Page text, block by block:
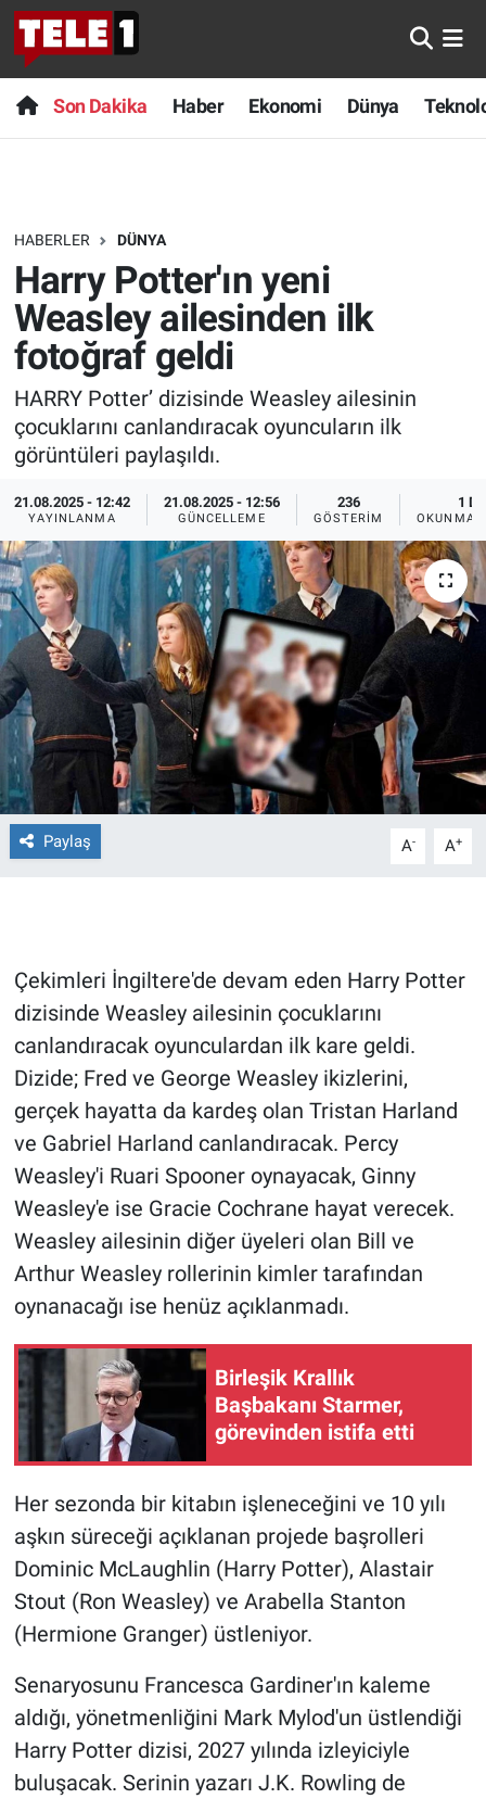
Son Dakika Haber Ekonomi Dünya
HABERLER DÜNYA
Harry Potter'ın yeni
Weasley ailesinden ilk
fotoğraf geldi
HARRY Potter’ dizisinde Weasley ailesinin
çocuklarını canlandıracak oyuncuların ilk
görüntüleri paylaşıldı.
21.08.2025 - 12:42
YAYINLANMA
21.08.2025 - 12:56
GÜNCELLEME
236
GÖSTERIM
1 DK
OKUNMA
Paylaş A- A+
Çekimleri İngiltere'de devam eden Harry Potter
dizisinde Weasley ailesinin çocuklarını
canlandıracak oyunculardan ilk kare geldi.
Dizide; Fred ve George Weasley ikizlerini,
gerçek hayatta da kardeş olan Tristan Harland
ve Gabriel Harland canlandıracak. Percy
Weasley'i Ruari Spooner oynayacak, Ginny
Weasley'e ise Gracie Cochrane hayat verecek.
Weasley ailesinin diğer üyeleri olan Bill ve
Arthur Weasley rollerinin kimler tarafından
oynanacağı ise henüz açıklanmadı.
Birleşik Krallık
Başbakanı Starmer,
görevinden istifa etti
Her sezonda bir kitabın işleneceğini ve 10 yılı
aşkın süreceği açıklanan projede başrolleri
Dominic McLaughlin (Harry Potter), Alastair
Stout (Ron Weasley) ve Arabella Stanton
(Hermione Granger) üstleniyor.
Senaryosunu Francesca Gardiner'ın kaleme
aldığı, yönetmenliğini Mark Mylod'un üstlendiği
Harry Potter dizisi, 2027 yılında izleyiciyle
buluşacak. Serinin yazarı J.K. Rowling de
Anında Manşet
Başka Sohbetler
Bilim turu
Bilim ve Teknoloji Evreni
Doğa Konuşuyor
Dünya
Ege Saati
Ege'den Esintiler
Eğitim
Eğlence
Ekonomi
Forum
Gerçeğin İzinde
Gün Başlıyor
Gün Ortası
Gündem Özel
Günün görüntüsü
Haber
İlan
Kimdir
Koronavirüs
Kültür Sanat
Ne demişti
Nedir
Popüler
Programlar
Sağlık
Spor
Teknoloji
Son Dakika
Haber
Dünya
Teknoloji
Sağlık
Spor
Yayın Akışı
İletişim
Nöbetçi Eczaneler
Hava Durumu
Trafik Durumu
Süper Lig Puan Durumu ve Fikstür
Tüm Manşetler
Son Dakika Haberleri
Haber Arşivi